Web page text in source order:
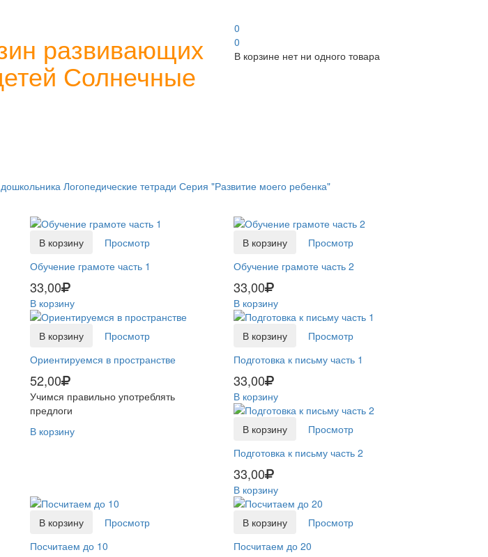
развивающих
Солнечные
0
0
В корзине нет ни одного товара
Логопедические тетради Серия "Развитие моего ребенка"
В корзину
Просмотр
Обучение грамоте часть 1
33,00
В корзину
В корзину
Просмотр
Обучение грамоте часть 2
33,00
В корзину
В корзину
Просмотр
Ориентируемся в пространстве
52,00
Учимся правильно употреблять
предлоги
В корзину
В корзину
Просмотр
Подготовка к письму часть 1
33,00
В корзину
В корзину
Просмотр
Подготовка к письму часть 2
33,00
В корзину
В корзину
Просмотр
Посчитаем до 10
В корзину
Просмотр
Посчитаем до 20